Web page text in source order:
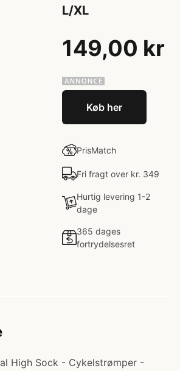
L/XL
149,00 kr
Køb her
PrisMatch
Fri fragt over kr. 349
Hurtig levering 1-2
dage
365 dages
fortrydelsesret
High Sock - Cykelstrømper -